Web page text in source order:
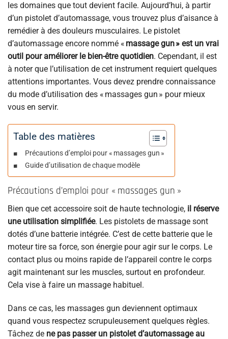
les domaines que tout devient facile. Aujourd’hui, à partir
d’un pistolet d’automassage, vous trouvez plus d’aisance à
remédier à des douleurs musculaires. Le pistolet
d’automassage encore nommé « massage gun » est un vrai
outil pour améliorer le bien-être quotidien. Cependant, il est
à noter que l’utilisation de cet instrument requiert quelques
attentions importantes. Vous devez prendre connaissance
du mode d’utilisation des « massages gun » pour mieux
vous en servir.
Table des matières
Précautions d’emploi pour « massages gun »
Guide d’utilisation de chaque modèle
Précautions d’emploi pour « massages gun »
Bien que cet accessoire soit de haute technologie, il réserve
une utilisation simplifiée. Les pistolets de massage sont
dotés d’une batterie intégrée. C’est de cette batterie que le
moteur tire sa force, son énergie pour agir sur le corps. Le
contact plus ou moins rapide de l’appareil contre le corps
agit maintenant sur les muscles, surtout en profondeur.
Cela vise à faire un massage habituel.
Dans ce cas, les massages gun deviennent optimaux
quand vous respectez scrupuleusement quelques règles.
Tâchez de ne pas passer un pistolet d’automassage au